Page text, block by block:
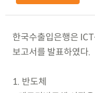
한국수출입은행은
보고서를 발표하였다.
1. 반도체